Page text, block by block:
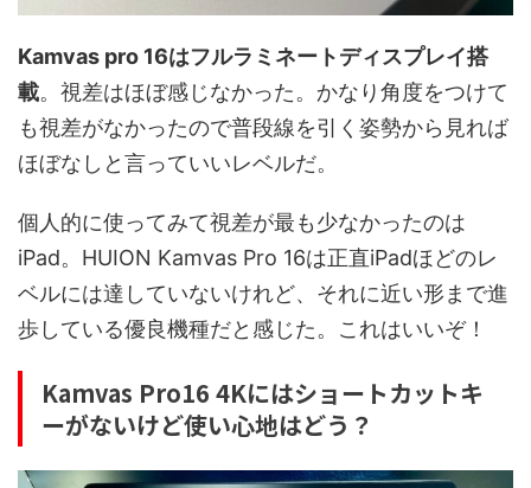
Kamvas pro 16はフルラミネートディスプレイ搭
載。視差はほぼ感じなかった。かなり角度をつけて
も視差がなかったので普段線を引く姿勢から見れば
ほぼなしと言っていいレベルだ。
個人的に使ってみて視差が最も少なかったのは
iPad。HUION Kamvas Pro 16は正直iPadほどのレ
ベルには達していないけれど、それに近い形まで進
歩している優良機種だと感じた。これはいいぞ！
Kamvas Pro16 4Kにはショートカットキ
ーがないけど使い心地はどう？